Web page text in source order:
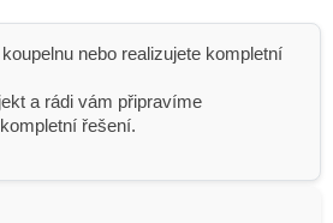
nebo realizujete kompletní
a rádi vám připravíme
řešení.